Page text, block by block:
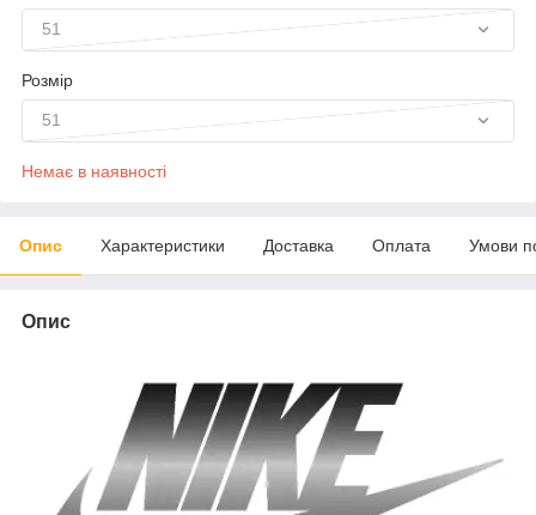
51
Розмір
51
Немає в наявності
Опис Характеристики Доставка Оплата Умови
Опис